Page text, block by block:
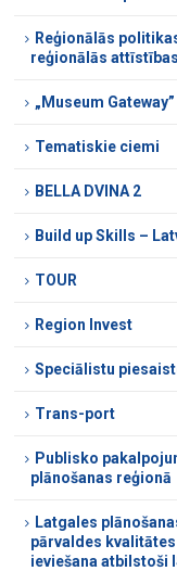
Reģionālās
reģionālās
„Museum
Tematiskie ciemi
BELLA DVINA 2
Build up Skills –
TOUR
Region Invest
Speciālistu
Trans-port
Publisko
plānošanas reģionā
Latgales
pārvaldes
ieviešana atbilstoši